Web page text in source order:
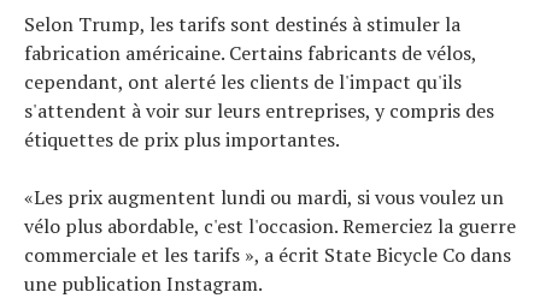
Selon Trump, les tarifs sont destinés à stimuler la
fabrication américaine. Certains fabricants de vélos,
cependant, ont alerté les clients de l'impact qu'ils
s'attendent à voir sur leurs entreprises, y compris des
étiquettes de prix plus importantes.
«Les prix augmentent lundi ou mardi, si vous voulez un
vélo plus abordable, c'est l'occasion. Remerciez la guerre
commerciale et les tarifs », a écrit State Bicycle Co dans
une publication Instagram.